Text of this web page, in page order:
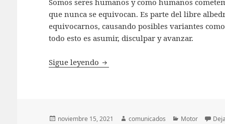
que nunca se equivocan. Es parte del libre
equivocarnos, causando posibles variantes
todo esto es asumir, disculpar y avanzar.
Sigue leyendo Debemos hacernos responsables
Publicado
noviembre 15, 2021 Autor
comunicados Categorías
Motor